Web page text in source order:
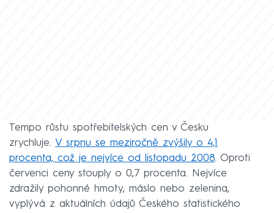
Tempo růstu spotřebitelských cen v Česku
zrychluje. V srpnu se meziročně zvýšily o 4,1
procenta, což je nejvíce od listopadu 2008. Oproti
červenci ceny stouply o 0,7 procenta. Nejvíce
zdražily pohonné hmoty, máslo nebo zelenina,
vyplývá z aktuálních údajů Českého statistického